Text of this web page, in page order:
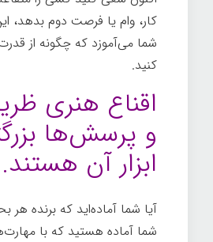
کار، وام یا فرصت دوم بدهد،
شما می‌آموزد که چگونه از
کنید.
اقناع هنری
و پرسش‌ها
ابزار آن هستند.
آیا شما آماده‌اید که برنده هر
شما آماده هستید که با